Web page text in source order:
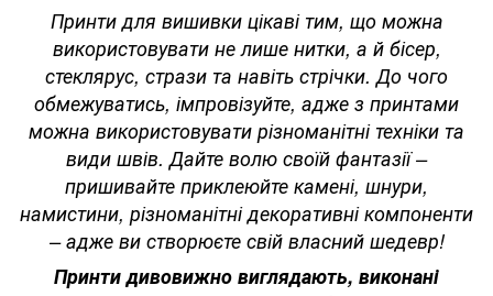
Принти для вишивки цікаві тим, що можна
використовувати не лише нитки, а й бісер,
стеклярус, стрази та навіть стрічки. До чого
обмежуватись, імпровізуйте, адже з принтами
можна використовувати різноманітні техніки та
види швів. Дайте волю своїй фантазії –
пришивайте приклеюйте камені, шнури,
намистини, різноманітні декоративні компоненти
– адже ви створюєте свій власний шедевр!
Принти дивовижно виглядають, виконані